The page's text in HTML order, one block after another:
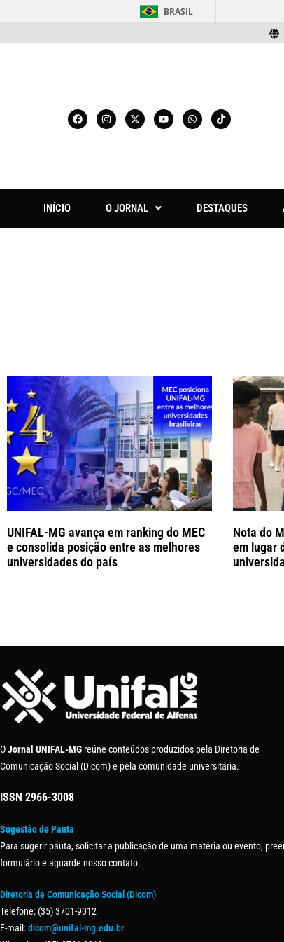
BRASIL
INÍCIO O JORNAL DESTAQUES
UNIFAL-MG avança em ranking do MEC
e consolida posição entre as melhores
universidades do país
Nota do
em lugar
OJornal UNIFAL-MG reúne conteúdos produzidos pela Diretoria de
Comunicação Social (Dicom) e pela comunidade universitária.
ISSN 2966-3008
Sugestão de Pauta
Para sugerir pauta, solicitar a publicação de uma matéria ou evento,
formulário e aguarde nosso contato.
Diretoria de Comunicação Social (Dicom)
Telefone: (35) 3701-9012
E-mail:dicom@unifal-mg.edu.br